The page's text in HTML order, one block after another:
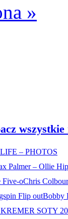
»
wszystkie
– PHOTOS
Palmer – Ollie
Five-oChris
Flip outBobby
SOTY